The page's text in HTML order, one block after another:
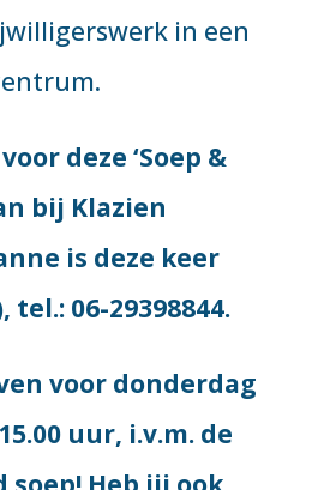
in een
deze ‘Soep &
bij Klazien
is deze keer
06-29398844.
voor donderdag
uur, i.v.m. de